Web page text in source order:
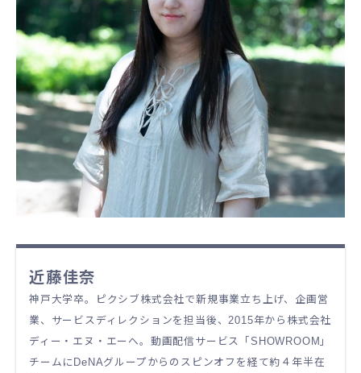
近藤佳奈
神戸大学卒。ピクシブ株式会社で新規事業立ち上げ、企画営
業、サービスディレクションを担当後、2015年から株式会社
ディー・エヌ・エーへ。動画配信サービス「SHOWROOM」
チームにDeNAグループからのスピンオフを経て約４年半在